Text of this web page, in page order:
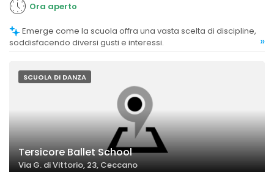
Ora aperto
soddisfacendo diversi gusti e interessi.
»
SCUOLA DI DANZA
Tersicore Ballet School
Via G. di Vittorio, 23, Ceccano